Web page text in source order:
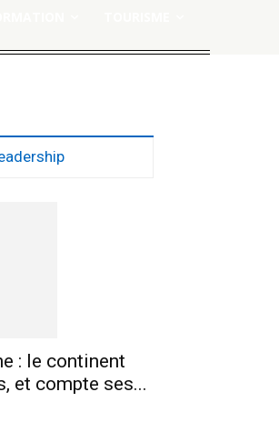
: le continent
et compte ses...